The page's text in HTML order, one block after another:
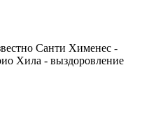
Санти Хименес -
Хила - выздоровление